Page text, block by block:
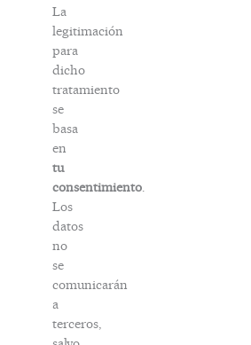
La
legitimación
para
dicho
tratamiento
se
basa
en
tu
consentimiento.
Los
datos
no
se
comunicarán
a
terceros,